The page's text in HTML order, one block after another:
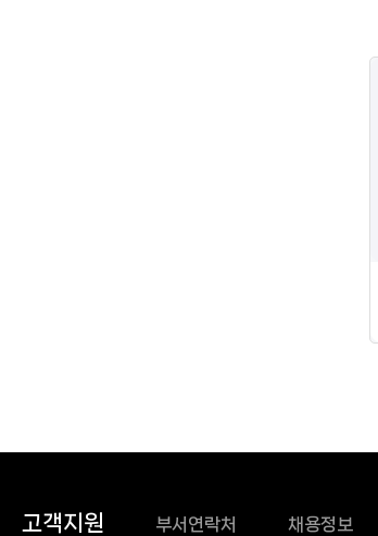
고객지원 부서연락처 채용정보